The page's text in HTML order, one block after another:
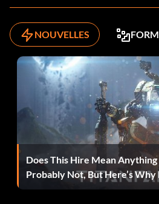
NOUVELLES
Does This Hire Mean
Probably Not, But Here’s